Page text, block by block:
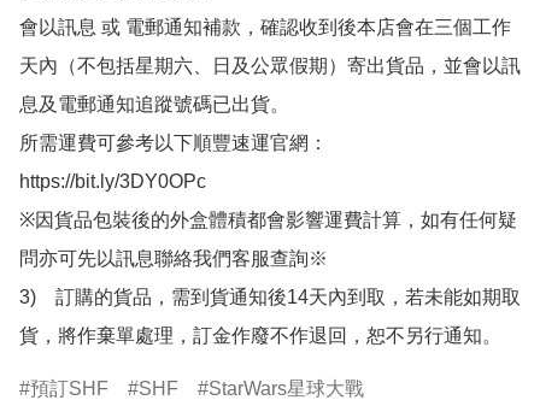
會以訊息 或 電郵通知補款，確認收到後本店會在三個工作
天內（不包括星期六、日及公眾假期）寄出貨品，並會以訊
息及電郵通知追蹤號碼已出貨。
所需運費可參考以下順豐速運官網：
https://bit.ly/3DY0OPc
※因貨品包裝後的外盒體積都會影響運費計算，如有任何疑
問亦可先以訊息聯絡我們客服查詢※
3)　訂購的貨品，需到貨通知後14天內到取，若未能如期取
貨，將作棄單處理，訂金作廢不作退回，恕不另行通知。
預訂SHF SHF
StarWars星球大戰